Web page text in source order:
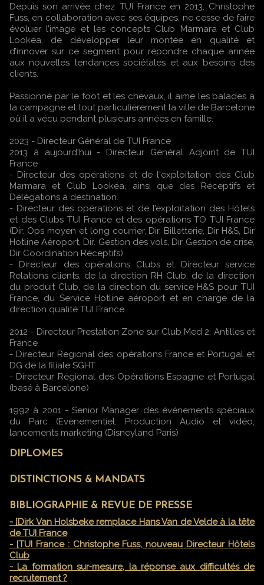
Depuis son arrivée chez TUI France en 2013, Christophe
Fuss, en collaboration avec ses équipes, ne cesse de faire
évoluer l’image et les concepts Club Marmara et Club
Lookéa, de développer leur montée en qualité et
d’innover sur ce segment pour répondre chaque année
aux nouvelles tendances sociétales et aux besoins des
clients.
Passionné par le foot et les chevaux, il aime les balades à
la campagne et tout particulièrement la ville de Barcelone
où il a vécu pendant plusieurs années en famille.
2023 - Directeur Général de TUI France
2013 à aujourd'hui - Directeur Général Adjoint de TUI
France
- Directeur des opérations et de l'exploitation des Club
Marmara et Club Lookéa, ainsi que des Réceptifs et
Délégations à destination.
- Directeur des opérations et de l’exploitation des Hôtels
et des Clubs TUI France et des opérations TO TUI France
(Dir. Ops moyen et long courrier, Dir. Billetterie, Dir H&S, Dir
Hotline Aéroport, Dir. Gestion des vols, Dir Gestion de crise,
Dir Coordination Réceptifs)
- Directeur des opérations Clubs et Directeur service
Relations clients, de la direction RH Club, de la direction
du produit Club, de la direction du service H&S pour TUI
France, du Service Hotline aéroport et en charge de la
direction qualité TUI France.
2012 - Directeur Prestation Zone sur Club Med 2, Antilles et
France
- Directeur Regional des opérations France et Portugal et
DG de la filiale SGHT
- Directeur Régional des Opérations Espagne et Portugal
(basé à Barcelone)
1992 à 2001 - Senior Manager des événements spéciaux
du Parc (Evènementiel, Production Audio et vidéo,
lancements marketing (Disneyland Paris)
DIPLOMES
DISTINCTIONS & MANDATS
BIBLIOGRAPHIE & REVUE DE PRESSE
- [Dirk Van Holsbeke remplace Hans Van de Velde à la tête
de TUI France
- [TUI France : Christophe Fuss, nouveau Directeur Hôtels
Club
- La formation sur-mesure, la réponse aux difficultés de
recrutement ?